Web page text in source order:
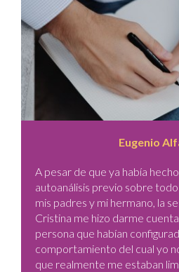
Eugenio
A pesar de que ya había
autoanálisis previo sobre
mis padres y mi hermano, la
Cristina me hizo darme
persona que habían
comportamiento del cual yo
que realmente me estaban